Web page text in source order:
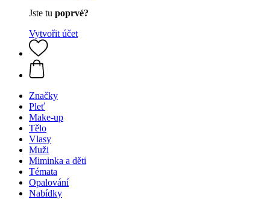
Jste tu poprvé?
Vytvořit účet
Značky
Pleť
Make-up
Tělo
Vlasy
Muži
Miminka a děti
Témata
Opalování
Nabídky